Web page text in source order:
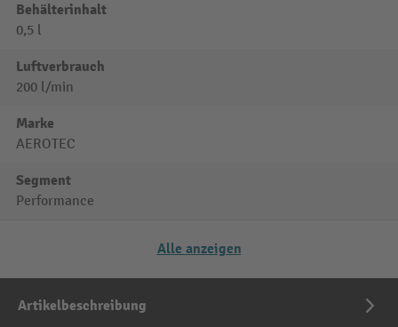
Behälterinhalt
0,5 l
Luftverbrauch
200 l/min
Marke
AEROTEC
Segment
Performance
Alle anzeigen
Artikelbeschreibung